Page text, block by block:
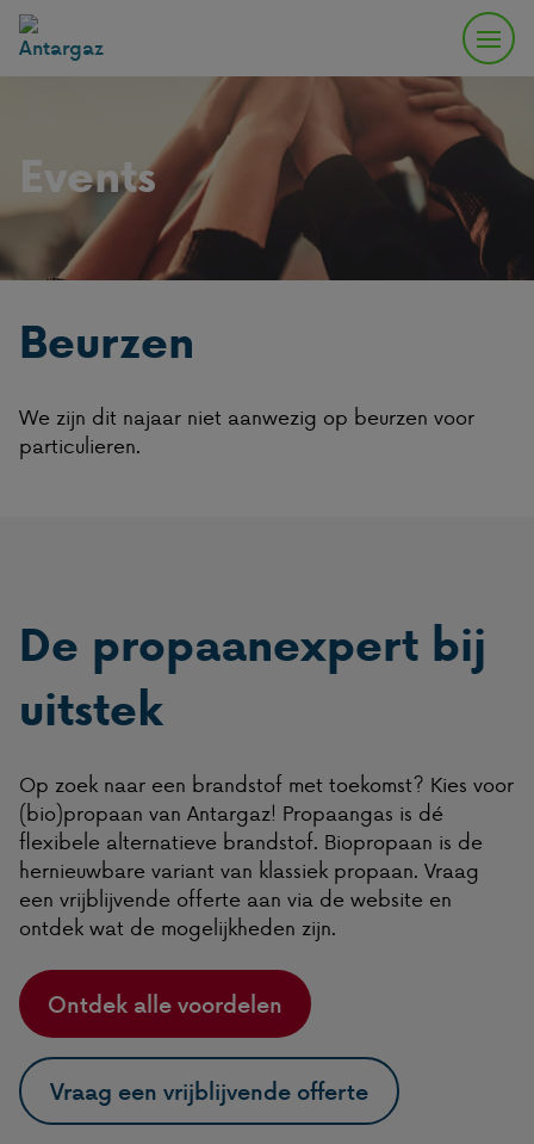
Events
Beurzen
We zijn dit najaar niet aanwezig op beurzen voor
particulieren.
De propaanexpert bij
uitstek
Op zoek naar een brandstof met toekomst? Kies voor
(bio)propaan van Antargaz! Propaangas is dé
flexibele alternatieve brandstof. Biopropaan is de
hernieuwbare variant van klassiek propaan. Vraag
een vrijblijvende offerte aan via de website en
ontdek wat de mogelijkheden zijn.
Ontdek alle voordelen
Vraag een vrijblijvende offerte